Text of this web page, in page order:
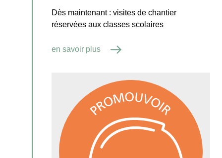
Dès maintenant : visites de chantier
réservées aux classes scolaires
en savoir plus